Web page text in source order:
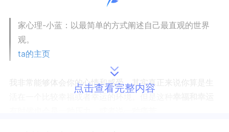
家心理-小蓝：以最简单的方式阐述自己最直观的世界
观。
ta的主页
我非常能够体会你的心情和感受，其实真正来说你算是生
点击查看完整内容